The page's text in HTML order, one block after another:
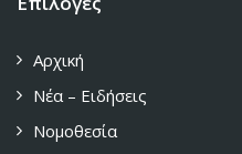
Αρχική
Νέα – Ειδήσεις
Νομοθεσία